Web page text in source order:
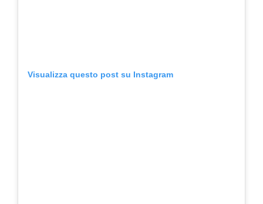
Visualizza questo post su Instagram